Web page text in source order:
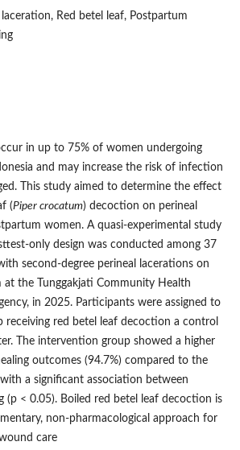
laceration, Red betel leaf, Postpartum
in up to 75% of women undergoing
and may increase the risk of infection
This study aimed to determine the effect
(Piper crocatum) decoction on perineal
women. A quasi-experimental study
only design was conducted among 37
second-degree perineal lacerations on
the Tunggakjati Community Health
in 2025. Participants were assigned to
receiving red betel leaf decoction a control
The intervention group showed a higher
outcomes (94.7%) compared to the
a significant association between
(p < 0.05). Boiled red betel leaf decoction is
non-pharmacological approach for
care